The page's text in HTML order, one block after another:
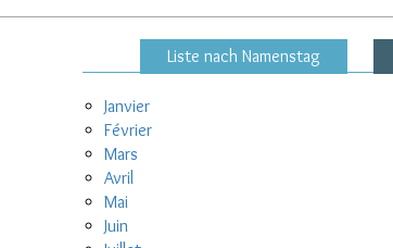
Liste nach Namenstag
Janvier
Février
Mars
Avril
Mai
Juin